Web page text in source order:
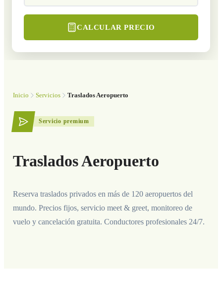
CALCULAR PRECIO
Inicio Servicios Traslados Aeropuerto
Servicio premium
Traslados Aeropuerto
Reserva traslados privados en más de 120 aeropuertos del
mundo. Precios fijos, servicio meet & greet, monitoreo de
vuelo y cancelación gratuita. Conductores profesionales 24/7.